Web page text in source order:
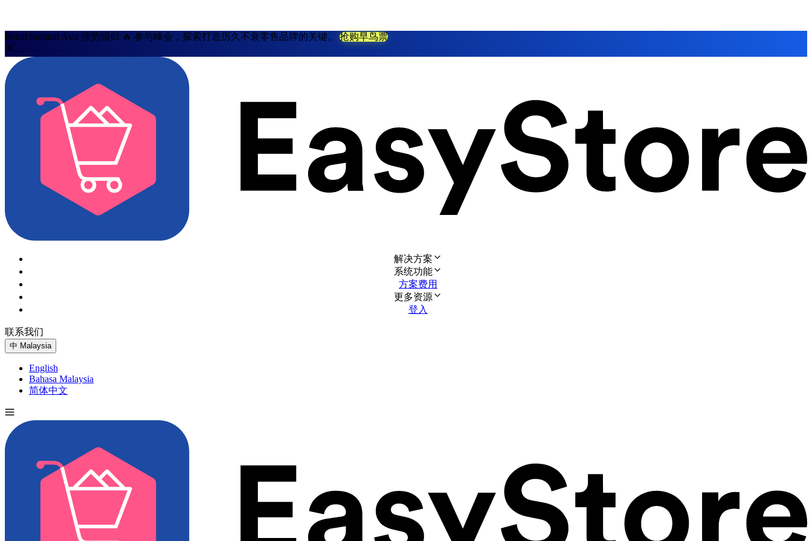
Retail Summit Asia 强势回归 🔥 参与峰会，探索打造历久不衰零售品牌的关键。 抢购早鸟票
解决方案
系统功能
方案费用
更多资源
登入
联系我们
中 Malaysia
English
Bahasa Malaysia
简体中文